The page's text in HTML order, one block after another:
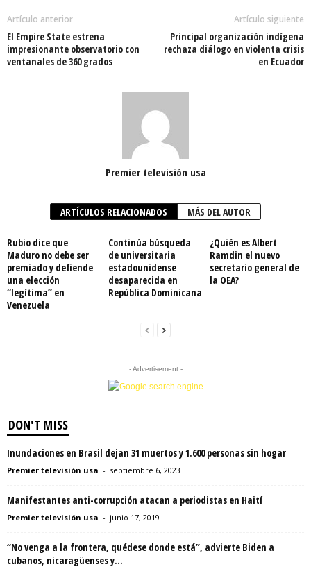
Artículo anterior
El Empire State estrena
impresionante observatorio con
ventanales de 360 grados
Artículo siguiente
Principal organización indígena
rechaza diálogo en violenta crisis
en Ecuador
Premier televisión usa
ARTÍCULOS RELACIONADOS MÁS DEL AUTOR
Rubio dice que
Maduro no debe ser
premiado y defiende
una elección
“legítima” en
Venezuela
Continúa búsqueda
de universitaria
estadounidense
desaparecida en
República Dominicana
¿Quién es Albert
Ramdin el nuevo
secretario general de
la OEA?
- Advertisement -
DON'T MISS
Inundaciones en Brasil dejan 31 muertos y 1.600 personas sin hogar
Premier televisión usa - septiembre 6, 2023
Manifestantes anti-corrupción atacan a periodistas en Haití
Premier televisión usa - junio 17, 2019
“No venga a la frontera, quédese donde está”, advierte Biden a
cubanos, nicaragüenses y...